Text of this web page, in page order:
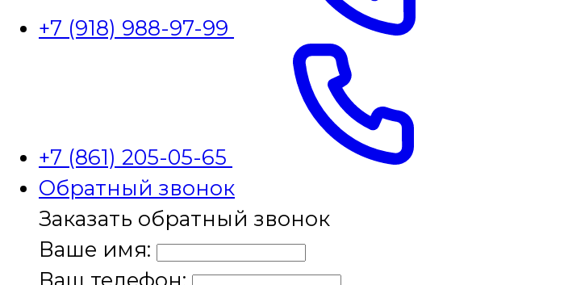
+7 (918) 988-97-99
+7 (861) 205-05-65
Обратный звонок
Заказать обратный звонок
Ваше имя:
Ваш телефон: